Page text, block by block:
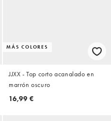
MÁS COLORES
JJXX - Top corto acanalado en
marrón oscuro
16,99 €